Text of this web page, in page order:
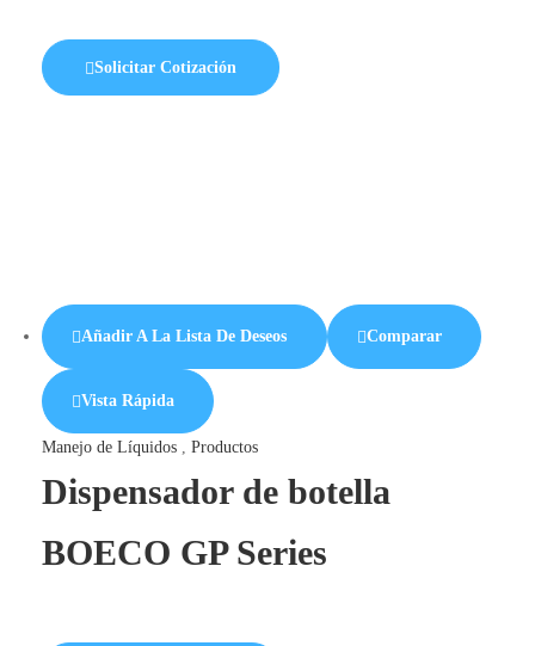
Solicitar Cotización
Añadir A La Lista De Deseos Comparar
Vista Rápida
Manejo de Líquidos, Productos
Dispensador de botella
BOECO GP Series